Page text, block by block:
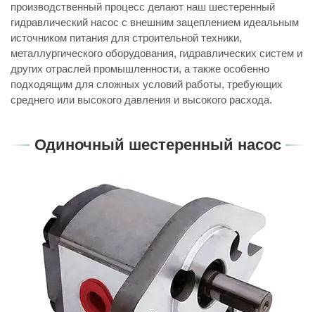
производственный процесс делают наш шестеренный
гидравлический насос с внешним зацеплением идеальным
источником питания для строительной техники,
металлургического оборудования, гидравлических систем и
других отраслей промышленности, а также особенно
подходящим для сложных условий работы, требующих
среднего или высокого давления и высокого расхода.
Одиночный шестеренный насос